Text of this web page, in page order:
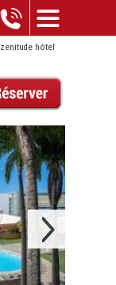
zenitude hôtel